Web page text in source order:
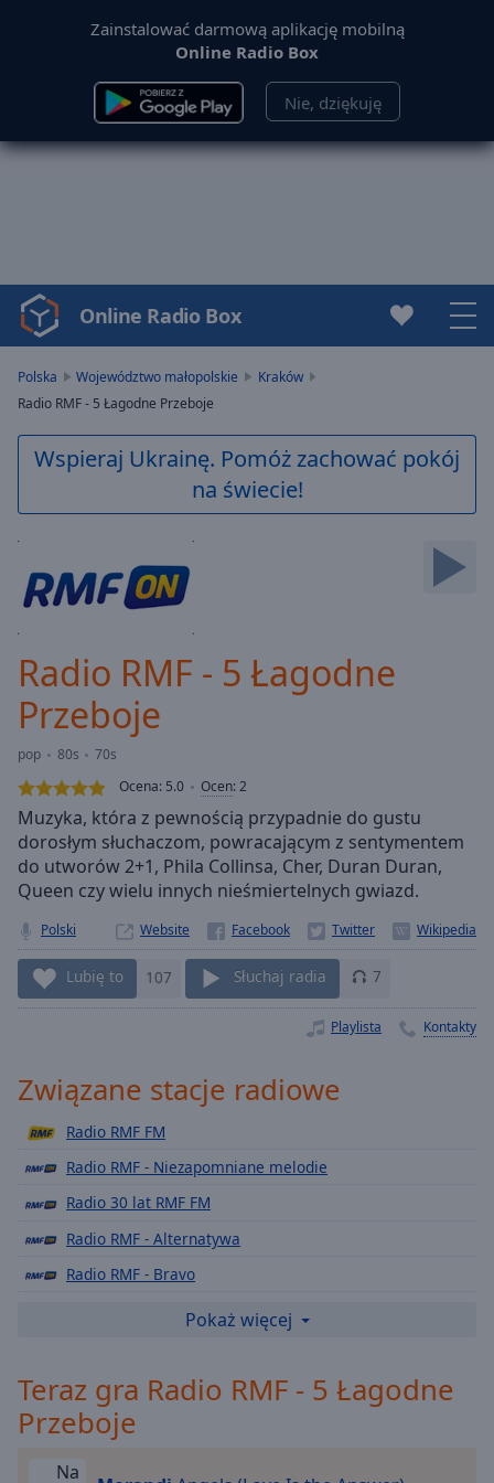
Zainstalować darmową aplikację mobilną
Online Radio Box
Nie, dziękuję
Video
Player
loading.
Video
Play
Backward
Mute
Current
Duration -:-
0.00%
Stream
Type
Seek to
live,
currently
behind
liveLIVE
Remaining
Time
Playback
Chapters
descriptions
off,
selected
Subtitles
subtitles
settings
subtitles
Online Radio Box
Polska Województwo małopolskie
Kraków
Radio RMF - 5 Łagodne Przeboje
Wspieraj Ukrainę. Pomóż zachować pokój
na świecie!
Radio RMF - 5 Łagodne
Przeboje
pop 80s
70s
Ocena: 5.0 Ocen:2
Muzyka, która z pewnością przypadnie do gustu
dorosłym słuchaczom, powracającym z sentymentem
do utworów 2+1, Phila Collinsa, Cher, Duran Duran,
Queen czy wielu innych nieśmiertelnych gwiazd.
Polski Website
Lubię to 107 Słuchaj radia 7
Playlista Kontakty
Związane stacje radiowe
Radio RMF FM
Radio RMF - Niezapomniane melodie
Radio 30 lat RMF FM
Radio RMF - Alternatywa
Radio RMF - Bravo
Radio RMF - Chillout
Radio RMF - Club
Radio RMF - Depeche Mode
Pokaż więcej
Teraz gra Radio RMF - 5 Łagodne
Przeboje
Na